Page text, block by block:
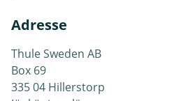
Adresse
Thule Sweden AB
Box 69
335 04 Hillerstorp